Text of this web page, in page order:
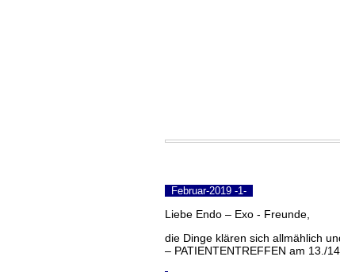
Februar-2019 -1-
Liebe Endo – Exo - Freunde,
die Dinge klären sich allmählich
– PATIENTENTREFFEN am 13./